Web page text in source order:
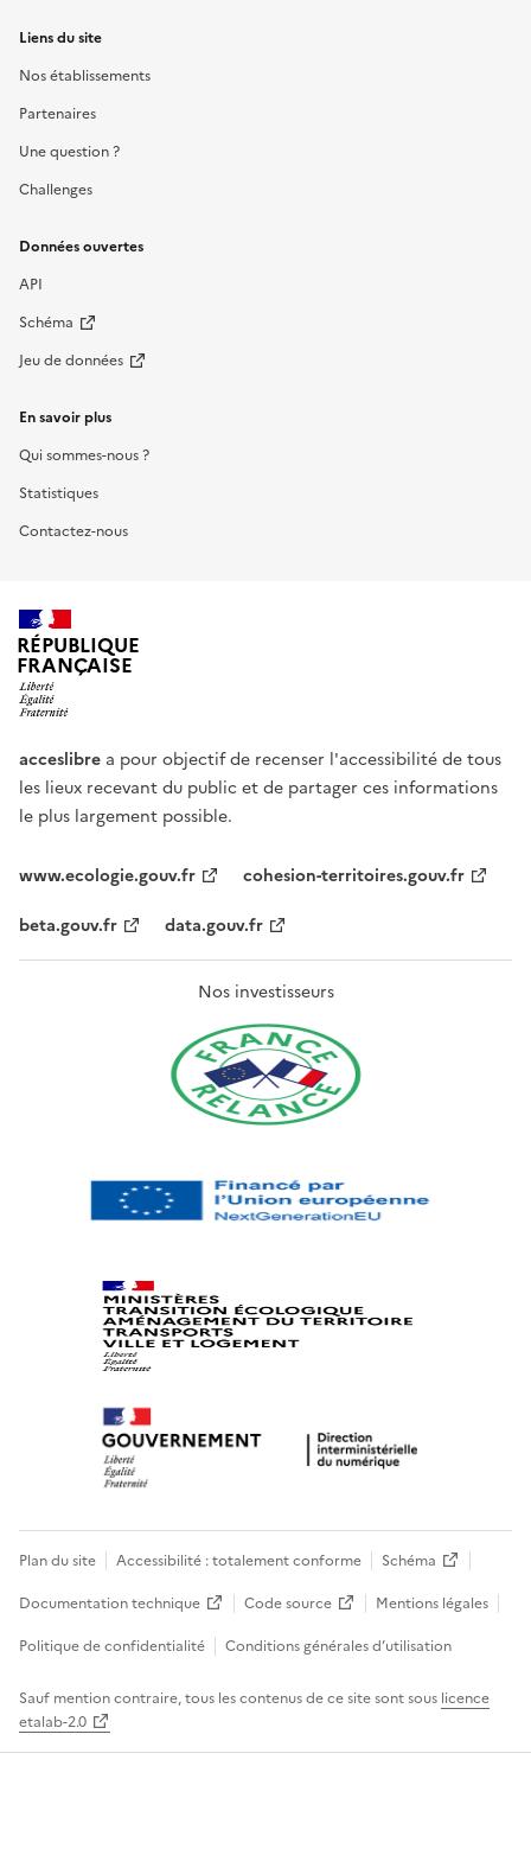
Liens du site
Nos établissements
Partenaires
Une question ?
Challenges
Données ouvertes
API
Schéma
Jeu de données
En savoir plus
Qui sommes-nous ?
Statistiques
Contactez-nous
RÉPUBLIQUE
FRANÇAISE
acceslibre a pour objectif de recenser l'accessibilité de tous
les lieux recevant du public et de partager ces informations
le plus largement possible.
www.ecologie.gouv.fr
cohesion-territoires.gouv.fr
beta.gouv.fr
data.gouv.fr
Nos investisseurs
Plan du site Accessibilité : totalement conforme
Schéma
Documentation technique
Code source
Mentions légales
Politique de confidentialité
Conditions générales d’utilisation
Sauf mention contraire, tous les contenus de ce site sont sous licence
etalab-2.0